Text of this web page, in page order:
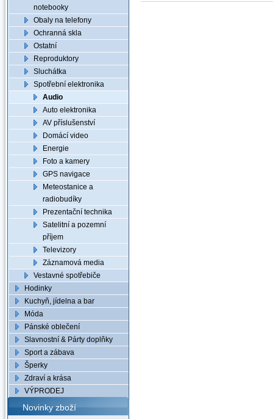
notebooky
Obaly na telefony
Ochranná skla
Ostatní
Reproduktory
Sluchátka
Spotřební elektronika
Audio
Auto elektronika
AV příslušenství
Domácí video
Energie
Foto a kamery
GPS navigace
Meteostanice a
radiobudíky
Prezentační technika
Satelitní a pozemní
příjem
Televizory
Záznamová media
Vestavné spotřebiče
Hodinky
Kuchyň, jídelna a bar
Móda
Pánské oblečení
Slavnostní & Párty doplňky
Sport a zábava
Šperky
Zdraví a krása
VÝPRODEJ
Novinky zboží